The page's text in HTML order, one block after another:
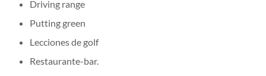
Driving range
Putting green
Lecciones de golf
Restaurante-bar.